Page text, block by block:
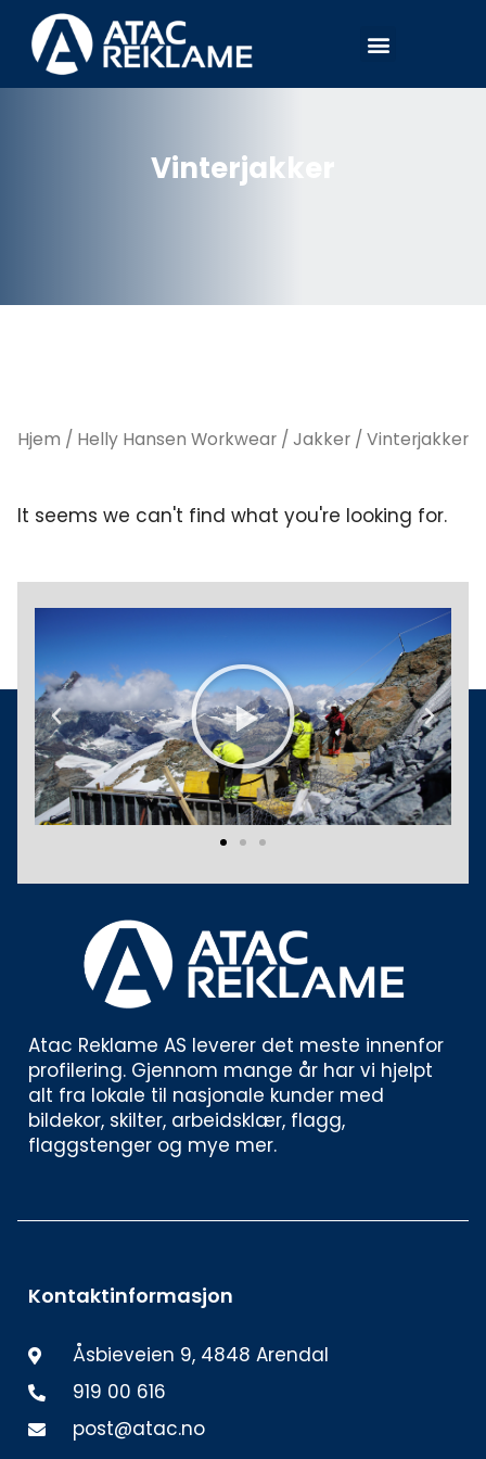
Hopp
rett
innholdet
Meny
Vinterjakker
Hjem / Helly Hansen Workwear / Jakker / Vinterjakker
It seems we can't find what you're looking for.
Play
Previous Next
Atac Reklame AS leverer det meste innenfor
profilering. Gjennom mange år har vi hjelpt
alt fra lokale til nasjonale kunder med
bildekor, skilter, arbeidsklær, flagg,
flaggstenger og mye mer.
Kontaktinformasjon
Åsbieveien 9, 4848 Arendal
919 00 616
post@atac.no